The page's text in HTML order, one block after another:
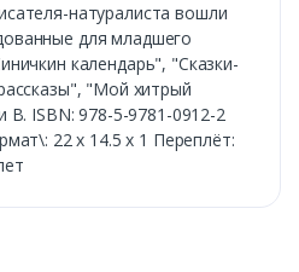
натуралиста вошли
для младшего
календарь", "Сказки-
"Мой хитрый
В. ISBN: 978-5-9781-0912-2
22 x 14.5 x 1 Переплёт: